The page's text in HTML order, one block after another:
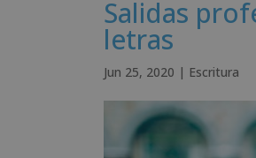
Salidas
letras
Jun 25, 2020 | Escritura